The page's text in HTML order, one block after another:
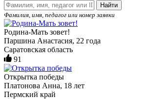
Найти
Фамилия, имя, педагог или номер заявки
Родина-Мать зовет!
Паршина Анастасия, 22 года
Саратовская область
91
Открытка победы
Платонова Анна, 18 лет
Пермский край